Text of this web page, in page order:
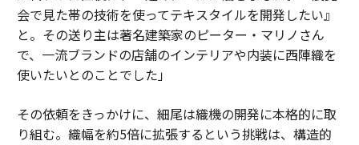
会で見た帯の技術を使ってテキスタイルを開発したい』
と。その送り主は著名建築家のピーター・マリノさん
で、一流ブランドの店舗のインテリアや内装に西陣織を
使いたいとのことでした」
その依頼をきっかけに、細尾は織機の開発に本格的に取
り組む。織幅を約5倍に拡張するという挑戦は、構造的